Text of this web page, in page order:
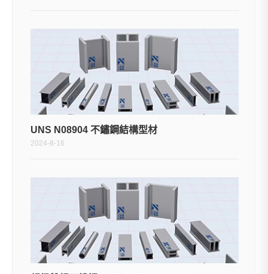
UNS N08904 不鏽鋼結構型材
2024-8-16